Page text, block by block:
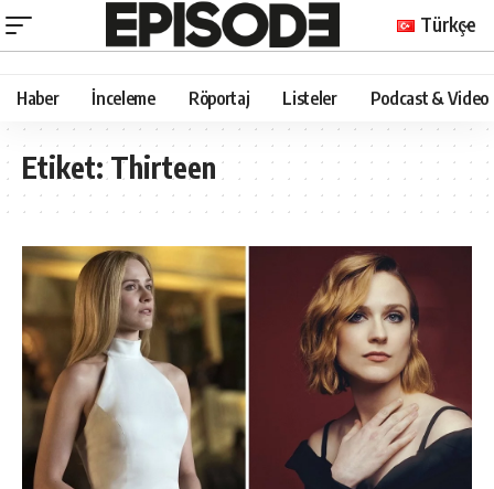
Türkçe
Haber İnceleme Röportaj Listeler Podcast & Video
Etiket:Thirteen